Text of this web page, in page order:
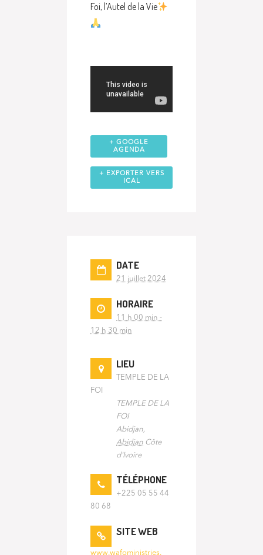
Foi, l’Autel de la Vie
+ GOOGLE
AGENDA
+ EXPORTER VERS
ICAL
DATE
21 juillet 2024
HORAIRE
11 h 00 min -
12 h 30 min
LIEU
TEMPLE DE LA
FOI
TEMPLE DE LA
FOI
Abidjan
Abidjan Côte
d'Ivoire
TÉLÉPHONE
+225 05 55 44
80 68
SITE WEB
www.wafoministries.